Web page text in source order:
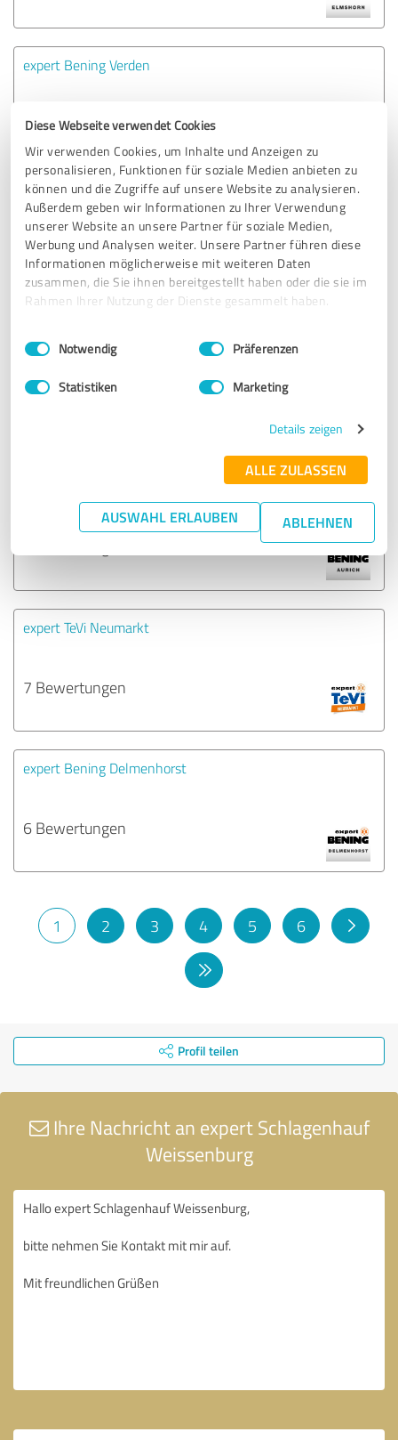
Diese Webseite verwendet Cookies
Wir verwenden Cookies, um Inhalte und Anzeigen zu
personalisieren, Funktionen für soziale Medien anbieten zu
können und die Zugriffe auf unsere Website zu analysieren.
Außerdem geben wir Informationen zu Ihrer Verwendung
unserer Website an unsere Partner für soziale Medien,
Werbung und Analysen weiter. Unsere Partner führen diese
Informationen möglicherweise mit weiteren Daten
zusammen, die Sie ihnen bereitgestellt haben oder die sie im
Rahmen Ihrer Nutzung der Dienste gesammelt haben.
Impressum Datenschutzbestimmungen
Einwilligungsauswahl
Notwendig Präferenzen
Statistiken Marketing
Details zeigen
ALLE ZULASSEN
AUSWAHL ERLAUBEN ABLEHNEN
expert Bening Verden
9 Bewertungen
expert ESC Bautzen
9 Bewertungen
expert ESC Cottbus
expert TeVi Neumarkt
7 Bewertungen
expert Bening Delmenhorst
6 Bewertungen
1 2 3 4 5 6
Profil teilen
Ihre Nachricht an expert Schlagenhauf
Weissenburg